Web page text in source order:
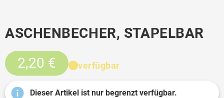
ASCHENBECHER, STAPELBAR
2,20 €
verfügbar
Dieser Artikel ist nur begrenzt verfügbar.